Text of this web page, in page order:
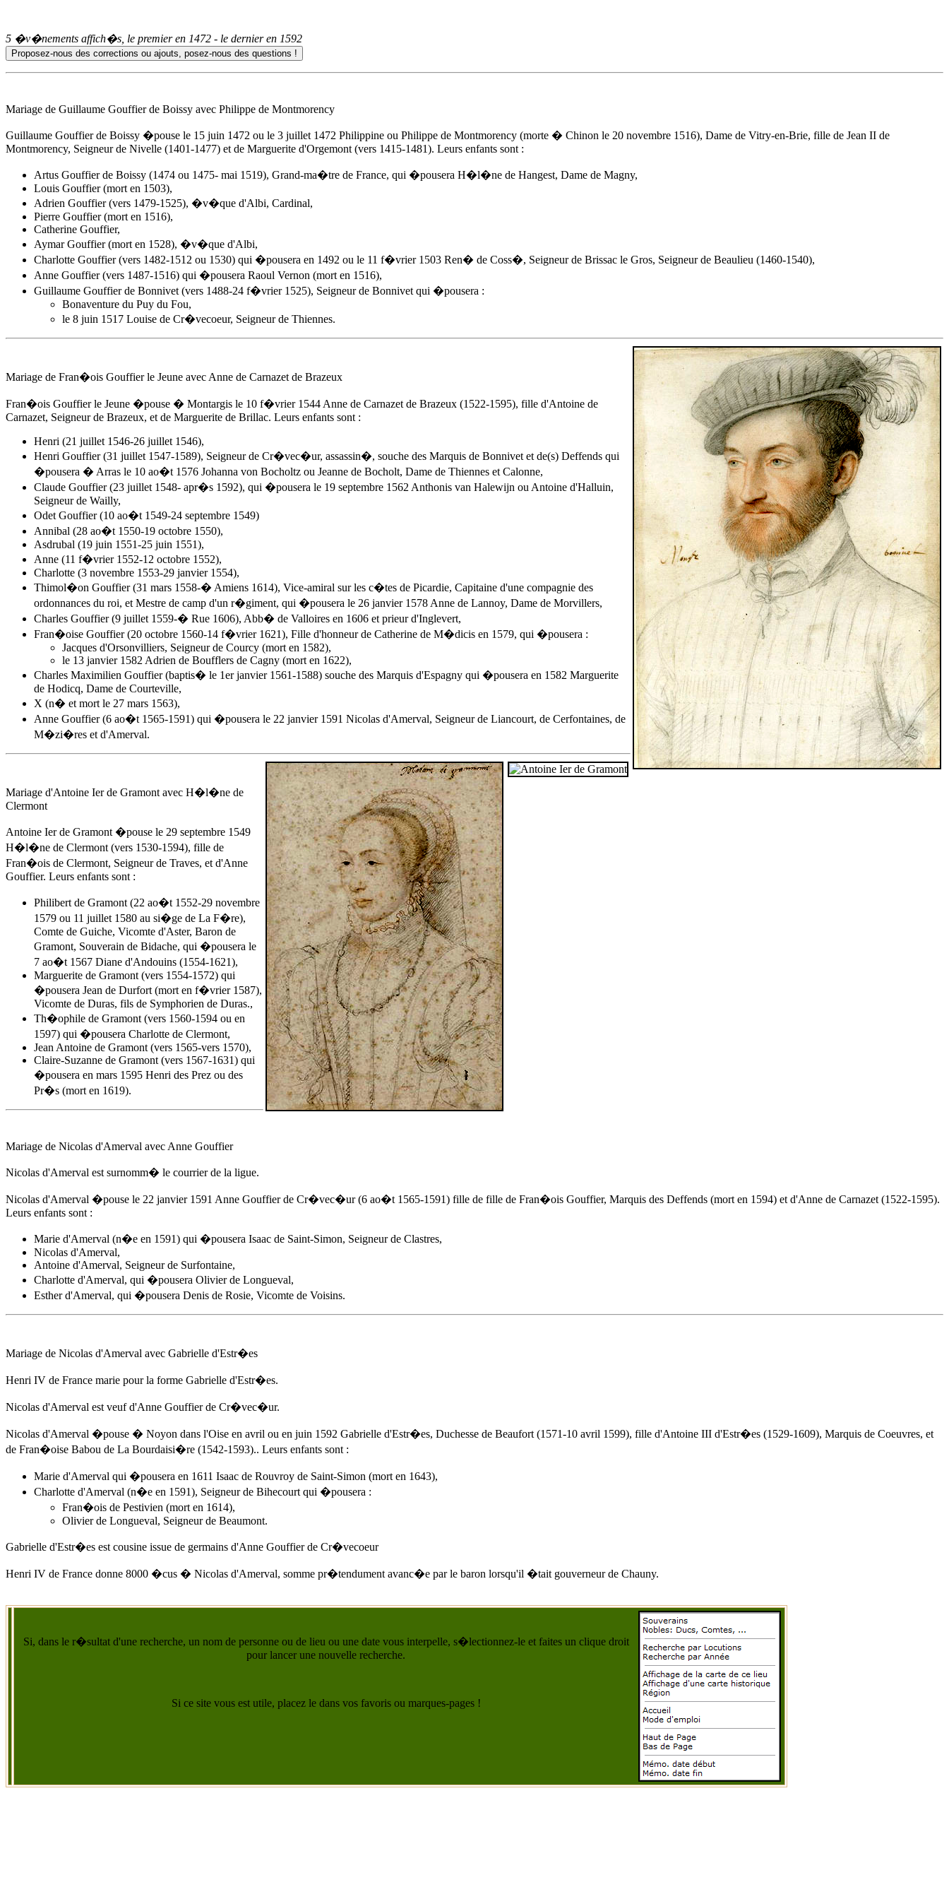
5 �v�nements affich�s, le premier en 1472 - le dernier en 1592
Mariage de Guillaume Gouffier de Boissy avec Philippe de Montmorency
Guillaume Gouffier de Boissy �pouse le 15 juin 1472 ou le 3 juillet 1472 Philippine ou Philippe de Montmorency (morte � Chinon le 20 novembre 1516), Dame de Vitry-en-Brie, fille de Jean II de
Montmorency, Seigneur de Nivelle (1401-1477) et de Marguerite d'Orgemont (vers 1415-1481). Leurs enfants sont :
Artus Gouffier de Boissy (1474 ou 1475- mai 1519), Grand-ma�tre de France, qui �pousera H�l�ne de Hangest, Dame de Magny,
Louis Gouffier (mort en 1503),
Adrien Gouffier (vers 1479-1525), �v�que d'Albi, Cardinal,
Pierre Gouffier (mort en 1516),
Catherine Gouffier,
Aymar Gouffier (mort en 1528), �v�que d'Albi,
Charlotte Gouffier (vers 1482-1512 ou 1530) qui �pousera en 1492 ou le 11 f�vrier 1503 Ren� de Coss�, Seigneur de Brissac le Gros, Seigneur de Beaulieu (1460-1540),
Anne Gouffier(vers 1487-1516) qui �pousera Raoul Vernon (mort en 1516),
Guillaume Gouffier de Bonnivet (vers 1488-24 f�vrier 1525), Seigneur de Bonnivet qui �pousera :
Bonaventure du Puy du Fou,
le 8 juin 1517 Louise de Cr�vecoeur, Seigneur de Thiennes.
Mariage de Fran�ois Gouffier le Jeune avec Anne de Carnazet de Brazeux
Fran�ois Gouffier le Jeune �pouse � Montargis le 10 f�vrier 1544 Anne de Carnazet de Brazeux (1522-1595), fille d'Antoine de
Carnazet, Seigneur de Brazeux, et de Marguerite de Brillac. Leurs enfants sont :
Henri (21 juillet 1546-26 juillet 1546),
Henri Gouffier (31 juillet 1547-1589), Seigneur de Cr�vec�ur, assassin�, souche des Marquis de Bonnivet et de(s) Deffends qui
�pousera � Arras le 10 ao�t 1576 Johanna von Bocholtz ou Jeanne de Bocholt, Dame de Thiennes et Calonne,
Claude Gouffier (23 juillet 1548- apr�s 1592), qui �pousera le 19 septembre 1562 Anthonis van Halewijn ou Antoine d'Halluin,
Seigneur de Wailly,
Odet Gouffier (10 ao�t 1549-24 septembre 1549)
Annibal (28 ao�t 1550-19 octobre 1550),
Asdrubal (19 juin 1551-25 juin 1551),
Anne (11 f�vrier 1552-12 octobre 1552),
Charlotte (3 novembre 1553-29 janvier 1554),
Thimol�on Gouffier (31 mars 1558-� Amiens 1614), Vice-amiral sur les c�tes de Picardie, Capitaine d'une compagnie des
ordonnances du roi, et Mestre de camp d'un r�giment, qui �pousera le 26 janvier 1578 Anne de Lannoy, Dame de Morvillers,
Charles Gouffier (9 juillet 1559-� Rue 1606), Abb� de Valloires en 1606 et prieur d'Inglevert,
Fran�oise Gouffier (20 octobre 1560-14 f�vrier 1621), Fille d'honneur de Catherine de M�dicis en 1579, qui �pousera :
Jacques d'Orsonvilliers, Seigneur de Courcy (mort en 1582),
le 13 janvier 1582 Adrien de Boufflers de Cagny (mort en 1622),
Charles Maximilien Gouffier (baptis� le 1er janvier 1561-1588) souche des Marquis d'Espagny qui �pousera en 1582 Marguerite
de Hodicq, Dame de Courteville,
X (n� et mort le 27 mars 1563),
Anne Gouffier(6 ao�t 1565-1591) qui �pousera le 22 janvier 1591 Nicolas d'Amerval, Seigneur de Liancourt, de Cerfontaines, de
M�zi�res et d'Amerval.
Mariage d'Antoine Ier de Gramont avec H�l�ne de
Clermont
Antoine Ier de Gramont �pouse le 29 septembre 1549
H�l�ne de Clermont (vers 1530-1594), fille de
Fran�ois de Clermont, Seigneur de Traves, et d'Anne
Gouffier. Leurs enfants sont :
Philibert de Gramont (22 ao�t 1552-29 novembre
1579 ou 11 juillet 1580 au si�ge de La F�re),
Comte de Guiche, Vicomte d'Aster, Baron de
Gramont, Souverain de Bidache, qui �pousera le
7 ao�t 1567 Diane d'Andouins (1554-1621),
Marguerite de Gramont (vers 1554-1572) qui
�pousera Jean de Durfort (mort en f�vrier 1587),
Vicomte de Duras, fils de Symphorien de Duras.,
Th�ophile de Gramont (vers 1560-1594 ou en
1597) qui �pousera Charlotte de Clermont,
Jean Antoine de Gramont (vers 1565-vers 1570),
Claire-Suzanne de Gramont (vers 1567-1631) qui
�pousera en mars 1595 Henri des Prez ou des
Pr�s (mort en 1619).
Mariage de Nicolas d'Amerval avec Anne Gouffier
Nicolas d'Amerval est surnomm� le courrier de la ligue.
Nicolas d'Amerval �pouse le 22 janvier 1591 Anne Gouffierde Cr�vec�ur (6 ao�t 1565-1591) fille de fille de Fran�ois Gouffier, Marquis des Deffends (mort en 1594) et d'Anne de Carnazet (1522-1595).
Leurs enfants sont :
Marie d'Amerval (n�e en 1591) qui �pousera Isaac de Saint-Simon, Seigneur de Clastres,
Nicolas d'Amerval,
Antoine d'Amerval, Seigneur de Surfontaine,
Charlotte d'Amerval, qui �pousera Olivier de Longueval,
Esther d'Amerval, qui �pousera Denis de Rosie, Vicomte de Voisins.
Mariage de Nicolas d'Amerval avec Gabrielle d'Estr�es
Henri IV de France marie pour la forme Gabrielle d'Estr�es.
Nicolas d'Amerval est veuf d'Anne Gouffierde Cr�vec�ur.
Nicolas d'Amerval �pouse � Noyon dans l'Oise en avril ou en juin 1592 Gabrielle d'Estr�es, Duchesse de Beaufort (1571-10 avril 1599), fille d'Antoine III d'Estr�es (1529-1609), Marquis de Coeuvres, et
de Fran�oise Babou de La Bourdaisi�re (1542-1593).. Leurs enfants sont :
Marie d'Amerval qui �pousera en 1611 Isaac de Rouvroy de Saint-Simon (mort en 1643),
Charlotte d'Amerval (n�e en 1591), Seigneur de Bihecourt qui �pousera :
Fran�ois de Pestivien (mort en 1614),
Olivier de Longueval, Seigneur de Beaumont.
Gabrielle d'Estr�es est cousine issue de germains d'Anne Gouffierde Cr�vecoeur
Henri IV de France donne 8000 �cus � Nicolas d'Amerval, somme pr�tendument avanc�e par le baron lorsqu'il �tait gouverneur de Chauny.
Si, dans le r�sultat d'une recherche, un nom de personne ou de lieu ou une date vous interpelle, s�lectionnez-le et faites un clique droit
pour lancer une nouvelle recherche.
Si ce site vous est utile, placez le dans vos favoris ou marques-pages !